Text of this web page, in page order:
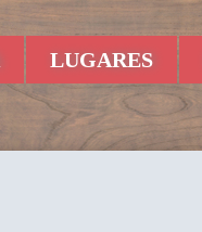
LUGARES